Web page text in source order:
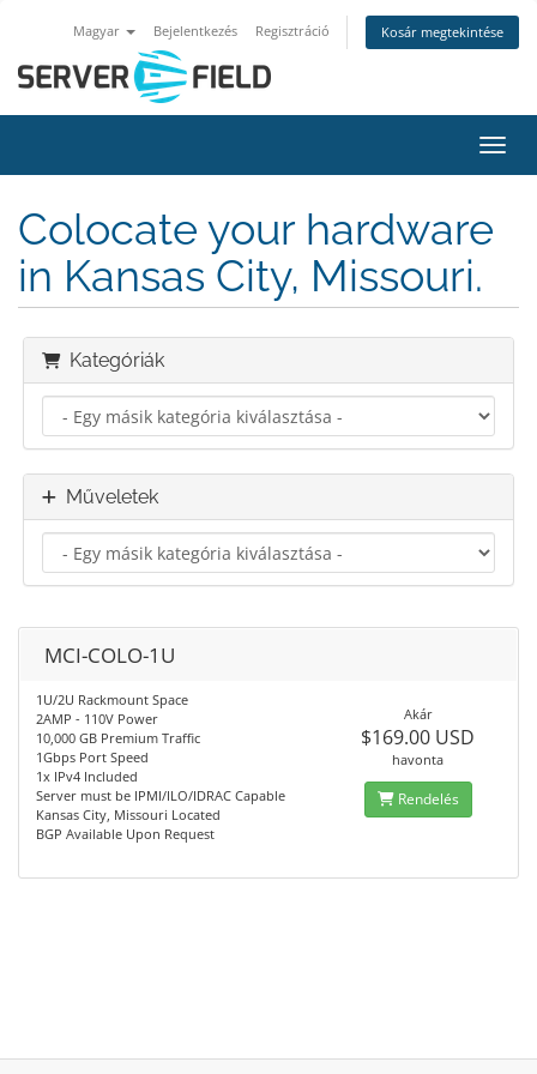
Magyar Bejelentkezés Regisztráció Kosár megtekintése
Colocate your hardware
in Kansas City, Missouri.
Kategóriák
Műveletek
MCI-COLO-1U
1U/2U Rackmount Space
2AMP - 110V Power
10,000 GB Premium Traffic
1Gbps Port Speed
1x IPv4 Included
Server must be IPMI/ILO/IDRAC Capable
Kansas City, Missouri Located
BGP Available Upon Request
Akár
$169.00 USD
havonta
Rendelés